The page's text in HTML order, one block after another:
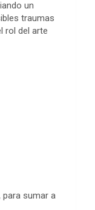
un
traumas
rol del arte
sumar a